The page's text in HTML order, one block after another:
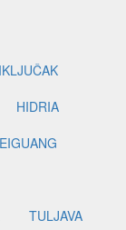
HIDRIA
TULJAVA